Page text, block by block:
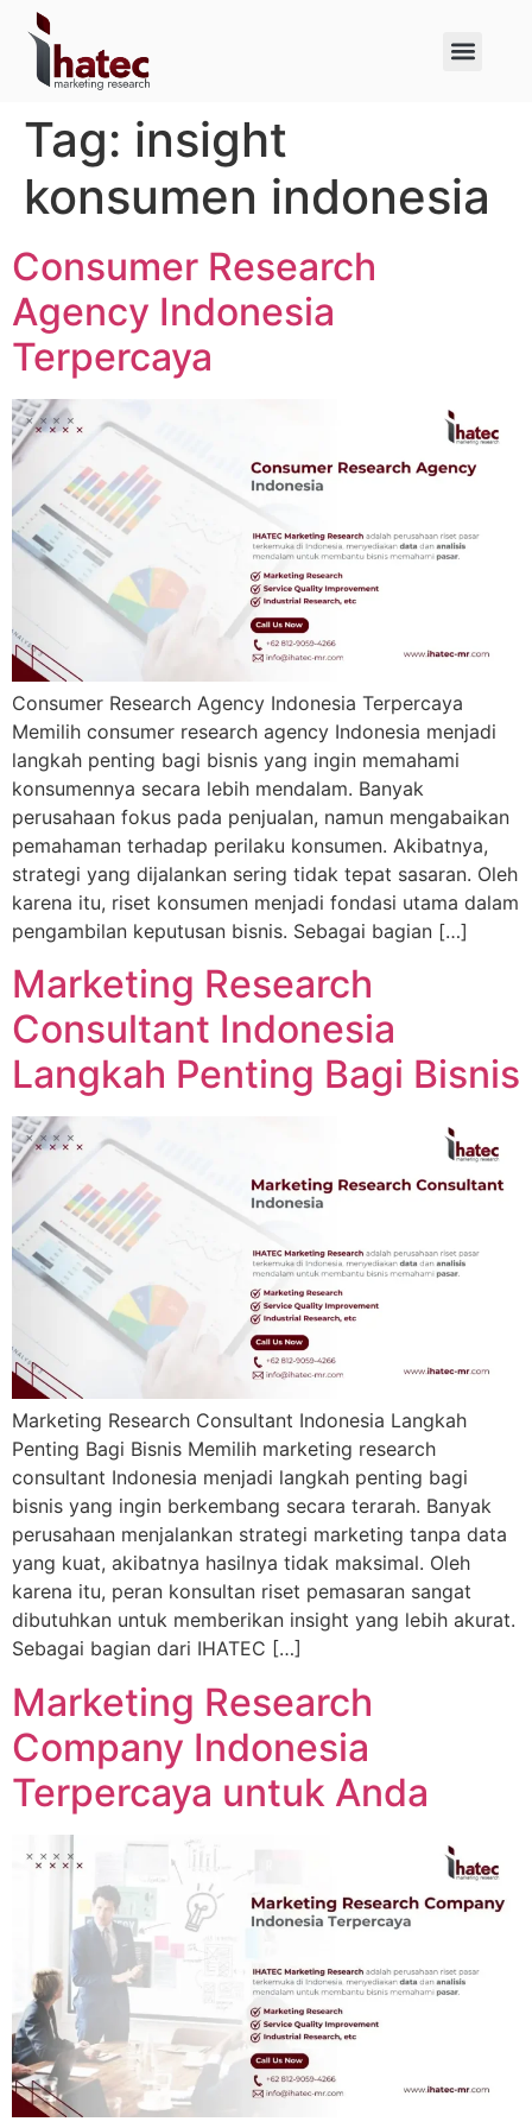
Tag: insight
konsumen indonesia
Consumer Research
Agency Indonesia
Terpercaya
Consumer Research Agency Indonesia Terpercaya
Memilih consumer research agency Indonesia menjadi
langkah penting bagi bisnis yang ingin memahami
konsumennya secara lebih mendalam. Banyak
perusahaan fokus pada penjualan, namun mengabaikan
pemahaman terhadap perilaku konsumen. Akibatnya,
strategi yang dijalankan sering tidak tepat sasaran. Oleh
karena itu, riset konsumen menjadi fondasi utama dalam
pengambilan keputusan bisnis. Sebagai bagian […]
Marketing Research
Consultant Indonesia
Langkah Penting Bagi Bisnis
Marketing Research Consultant Indonesia Langkah
Penting Bagi Bisnis Memilih marketing research
consultant Indonesia menjadi langkah penting bagi
bisnis yang ingin berkembang secara terarah. Banyak
perusahaan menjalankan strategi marketing tanpa data
yang kuat, akibatnya hasilnya tidak maksimal. Oleh
karena itu, peran konsultan riset pemasaran sangat
dibutuhkan untuk memberikan insight yang lebih akurat.
Sebagai bagian dari IHATEC […]
Marketing Research
Company Indonesia
Terpercaya untuk Anda